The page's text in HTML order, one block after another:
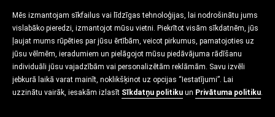
Mēs izmantojam sīkfailus vai līdzīgas tehnoloģijas, lai nodrošinātu jums
vislabāko pieredzi, izmantojot mūsu vietni. Piekrītot visām sīkdatnēm, jūs
ļaujat mums rūpēties par jūsu ērtībām, veicot pirkumus, pamatojoties uz
jūsu vēlmēm, ieradumiem un pielāgojot mūsu piedāvājuma rādīšanu
individuāli jūsu vajadzībām vai personalizētām reklāmām. Savu izvēli
jebkurā laikā varat mainīt, noklikšķinot uz opcijas “Iestatījumi”. Lai
uzzinātu vairāk, iesakām izlasīt Sīkdatņu politiku un Privātuma politiku.